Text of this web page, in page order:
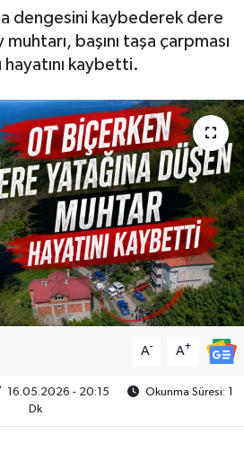
dengesini kaybederek dere
başını taşa çarpması
hayatını kaybetti.
A- A+
16.05.2026 - 20:15
Okunma Süresi: 1
Dk